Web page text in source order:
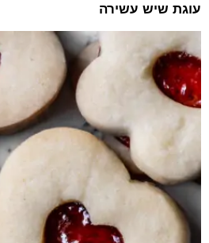
עוגת שיש עשירה